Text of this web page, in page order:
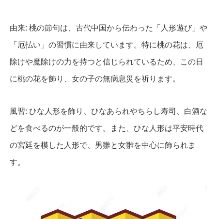
由来: 桃の節句は、古代中国から伝わった「人形遊び」や
「厄払い」の習慣に由来しています。特に桃の花は、厄
除けや魔除けの力を持つと信じられているため、この日
に桃の花を飾り、女の子の無病息災を祈ります。
風習: ひな人形を飾り、ひなあられやちらし寿司、白酒な
どを食べるのが一般的です。また、ひな人形は平安時代
の宮廷を模した人形で、男雛と女雛を中心に飾られま
す。